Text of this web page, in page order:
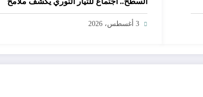
مواجهة داخلية
3 أغسطس، 2026